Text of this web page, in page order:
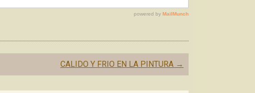
CALIDO Y FRIO EN LA PINTURA →